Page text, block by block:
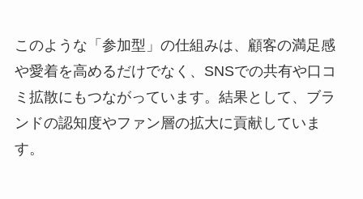
このような「参加型」の仕組みは、顧客の満足感
や愛着を高めるだけでなく、SNSでの共有や口コ
ミ拡散にもつながっています。結果として、ブラ
ンドの認知度やファン層の拡大に貢献していま
す。